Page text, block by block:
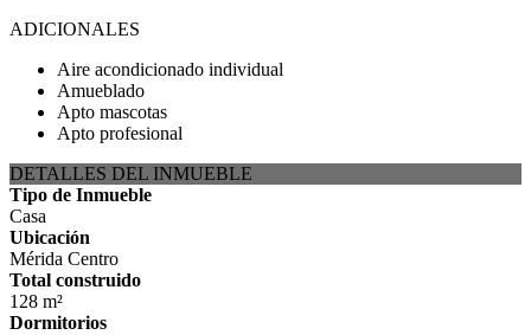
ADICIONALES
Aire acondicionado individual
Amueblado
Apto mascotas
Apto profesional
DETALLES DEL INMUEBLE
Tipo de Inmueble
Casa
Ubicación
Mérida Centro
Total construido
128 m²
Dormitorios